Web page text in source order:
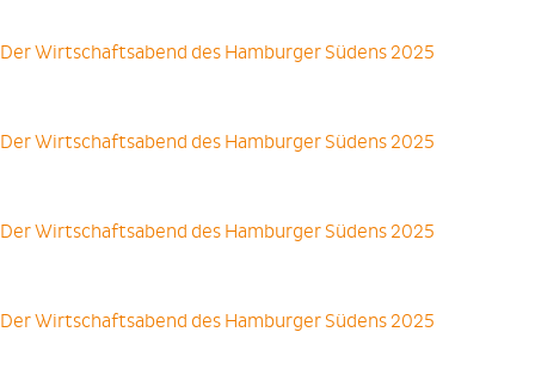
Der Wirtschaftsabend des Hamburger Südens 2025
Der Wirtschaftsabend des Hamburger Südens 2025
Der Wirtschaftsabend des Hamburger Südens 2025
Der Wirtschaftsabend des Hamburger Südens 2025